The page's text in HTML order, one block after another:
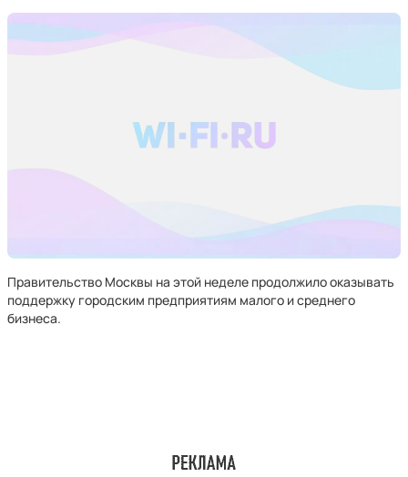
Правительство Москвы на этой неделе продолжило оказывать
поддержку городским предприятиям малого и среднего
бизнеса.